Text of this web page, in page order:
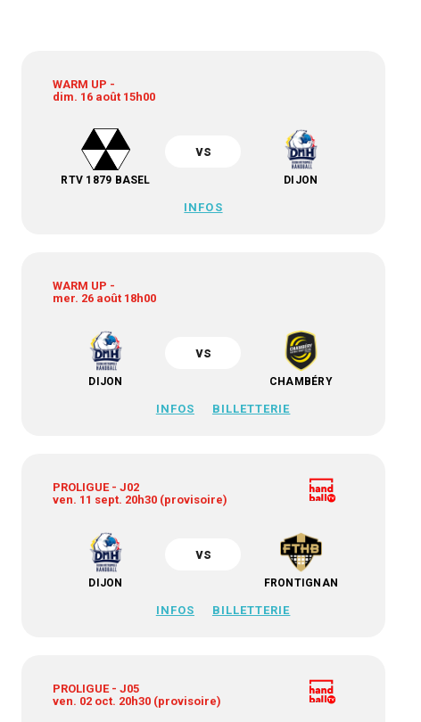
WARM UP -
dim. 16 août 15h00
RTV 1879 BASEL
vs
DIJON
INFOS
WARM UP -
mer. 26 août 18h00
DIJON
vs
CHAMBÉRY
INFOS BILLETTERIE
PROLIGUE - J02
ven. 11 sept. 20h30 (provisoire)
DIJON
vs
FRONTIGNAN
INFOS BILLETTERIE
PROLIGUE - J05
ven. 02 oct. 20h30 (provisoire)